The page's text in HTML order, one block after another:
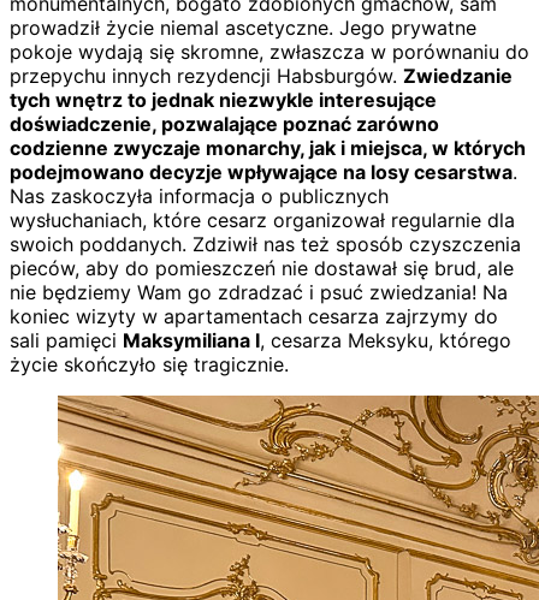
prowadził życie niemal ascetyczne. Jego prywatne
pokoje wydają się skromne, zwłaszcza w porównaniu do
przepychu innych rezydencji Habsburgów. Zwiedzanie
tych wnętrz to jednak niezwykle interesujące
doświadczenie, pozwalające poznać zarówno
codzienne zwyczaje monarchy, jak i miejsca, w których
podejmowano decyzje wpływające na losy cesarstwa.
Nas zaskoczyła informacja o publicznych
wysłuchaniach, które cesarz organizował regularnie dla
swoich poddanych. Zdziwił nas też sposób czyszczenia
pieców, aby do pomieszczeń nie dostawał się brud, ale
nie będziemy Wam go zdradzać i psuć zwiedzania! Na
koniec wizyty w apartamentach cesarza zajrzymy do
sali pamięci Maksymiliana I, cesarza Meksyku, którego
życie skończyło się tragicznie.